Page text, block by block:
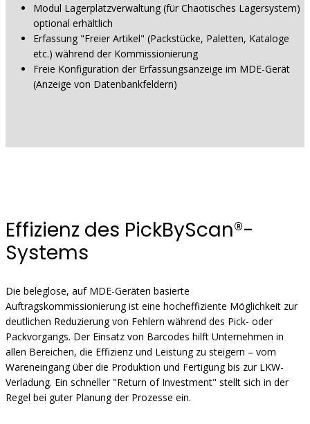
Modul Lagerplatzverwaltung (für Chaotisches Lagersystem)
optional erhältlich
Erfassung "Freier Artikel" (Packstücke, Paletten, Kataloge
etc.) während der Kommissionierung
Freie Konfiguration der Erfassungsanzeige im MDE-Gerät
(Anzeige von Datenbankfeldern)
Effizienz des PickByScan®-
Systems
Die beleglose, auf MDE-Geräten basierte
Auftragskommissionierung ist eine hocheffiziente Möglichkeit zur
deutlichen Reduzierung von Fehlern während des Pick- oder
Packvorgangs. Der Einsatz von Barcodes hilft Unternehmen in
allen Bereichen, die Effizienz und Leistung zu steigern – vom
Wareneingang über die Produktion und Fertigung bis zur LKW-
Verladung. Ein schneller "Return of Investment" stellt sich in der
Regel bei guter Planung der Prozesse ein.